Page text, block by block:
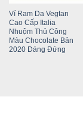
Ví Ram Da Vegtan
Cao Cấp Italia
Nhuộm Thủ Công
Màu Chocolate Bản
2020 Dáng Đứng
VND.